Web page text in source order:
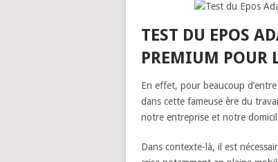
TEST DU EPOS
PREMIUM POUR
En effet, pour beaucoup
dans cette fameuse ère du
notre entreprise et notre
Dans contexte-là, il est